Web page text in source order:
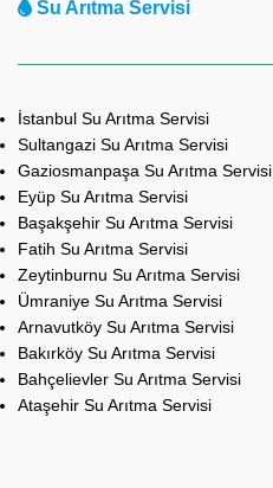
Su Arıtma Servisi
İstanbul Su Arıtma Servisi
Sultangazi Su Arıtma Servisi
Gaziosmanpaşa Su Arıtma Servisi
Eyüp Su Arıtma Servisi
Başakşehir Su Arıtma Servisi
Fatih Su Arıtma Servisi
Zeytinburnu Su Arıtma Servisi
Ümraniye Su Arıtma Servisi
Arnavutköy Su Arıtma Servisi
Bakırköy Su Arıtma Servisi
Bahçelievler Su Arıtma Servisi
Ataşehir Su Arıtma Servisi